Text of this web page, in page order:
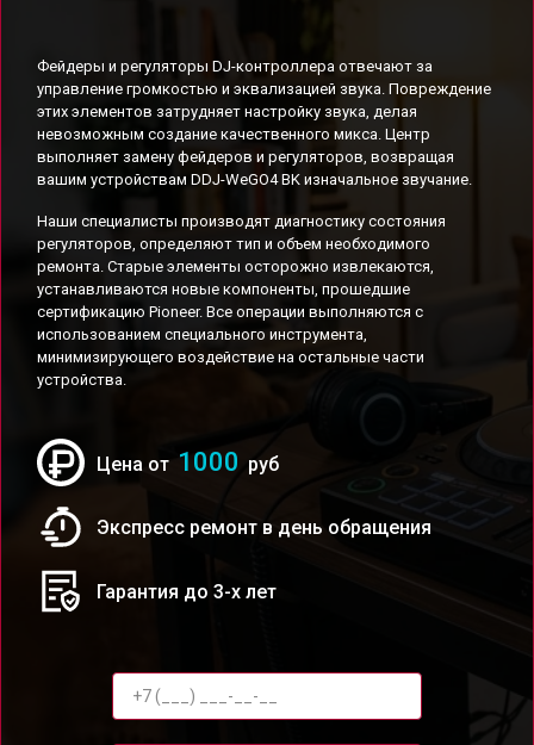
Фейдеры и регуляторы DJ-контроллера отвечают за
управление громкостью и эквализацией звука. Повреждение
этих элементов затрудняет настройку звука, делая
невозможным создание качественного микса. Центр
выполняет замену фейдеров и регуляторов, возвращая
вашим устройствам DDJ-WeGO4 BK изначальное звучание.
Наши специалисты производят диагностику состояния
регуляторов, определяют тип и объем необходимого
ремонта. Старые элементы осторожно извлекаются,
устанавливаются новые компоненты, прошедшие
сертификацию Pioneer. Все операции выполняются с
использованием специального инструмента,
минимизирующего воздействие на остальные части
устройства.
Цена от 1000 руб
Экспресс ремонт в день обращения
Гарантия до 3-х лет